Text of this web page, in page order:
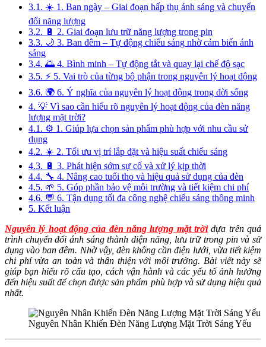
3.1. ☀️ 1. Ban ngày – Giai đoạn hấp thụ ánh sáng và chuyển
đổi năng lượng
3.2. 🔋 2. Giai đoạn lưu trữ năng lượng trong pin
3.3. 🌙 3. Ban đêm – Tự động chiếu sáng nhờ cảm biến ánh
sáng
3.4. 🌅 4. Bình minh – Tự động tắt và quay lại chế độ sạc
3.5. ⚡ 5. Vai trò của từng bộ phận trong nguyên lý hoạt động
3.6. 🌍 6. Ý nghĩa của nguyên lý hoạt động trong đời sống
4. 💡 Vì sao cần hiểu rõ nguyên lý hoạt động của đèn năng
lượng mặt trời?
4.1. ⚙️ 1. Giúp lựa chọn sản phẩm phù hợp với nhu cầu sử
dụng
4.2. ☀️ 2. Tối ưu vị trí lắp đặt và hiệu suất chiếu sáng
4.3. 🔋 3. Phát hiện sớm sự cố và xử lý kịp thời
4.4. 🔧 4. Nâng cao tuổi thọ và hiệu quả sử dụng của đèn
4.5. 🌱 5. Góp phần bảo vệ môi trường và tiết kiệm chi phí
4.6. 💬 6. Tận dụng tối đa công nghệ chiếu sáng thông minh
5. Kết luận
Nguyên lý hoạt động của đèn năng lượng mặt trờidựa trên quá
trình chuyển đổi ánh sáng thành điện năng, lưu trữ trong pin và sử
dụng vào ban đêm. Nhờ vậy, đèn không cần điện lưới, vừa tiết kiệm
chi phí vừa an toàn và thân thiện với môi trường. Bài viết này sẽ
giúp bạn hiểu rõ cấu tạo, cách vận hành và các yếu tố ảnh hưởng
đến hiệu suất để chọn được sản phẩm phù hợp và sử dụng hiệu quả
nhất.
Nguyên Nhân Khiến Đèn Năng Lượng Mặt Trời Sáng Yếu